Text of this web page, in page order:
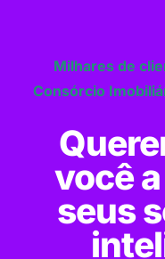
Milhares de
Consórcio
você
seus